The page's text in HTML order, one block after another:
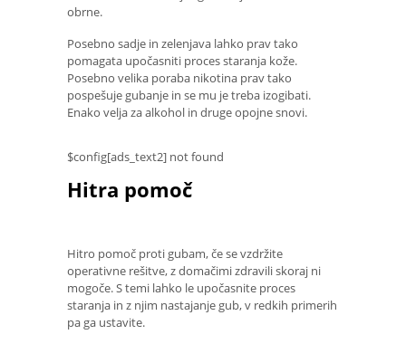
obrne.
Posebno sadje in zelenjava lahko prav tako
pomagata upočasniti proces staranja kože.
Posebno velika poraba nikotina prav tako
pospešuje gubanje in se mu je treba izogibati.
Enako velja za alkohol in druge opojne snovi.
$config[ads_text2] not found
Hitra pomoč
Hitro pomoč proti gubam, če se vzdržite
operativne rešitve, z domačimi zdravili skoraj ni
mogoče. S temi lahko le upočasnite proces
staranja in z njim nastajanje gub, v redkih primerih
pa ga ustavite.